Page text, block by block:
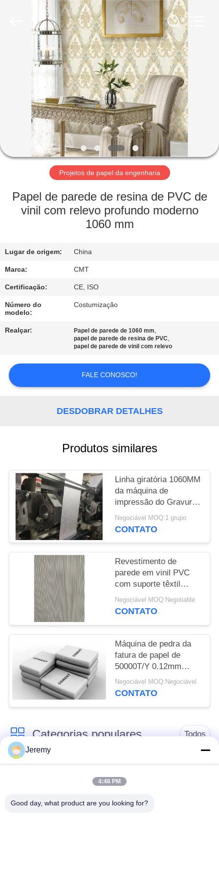
CASA
PRODUTOS
SOBRE
VISITA
FÁBRICA
QUALIDADE
CONTATE-
NOS
BLOG
SOLICITE UM
ORÇAMENTO
SITEMAP
Projetos de papel da engenharia
Papel de parede de resina de PVC de
vinil com relevo profundo moderno
1060 mm
Lugar de origem: China
Marca: CMT
Certificação: CE, ISO
Número do
modelo:
Costumização
Realçar: Papel de parede de 1060 mm,
papel de parede de resina de PVC,
papel de parede de vinil com relevo
FALE CONOSCO!
DESDOBRAR DETALHES
Produtos similares
Linha giratória 1060MM
da máquina de
impressão do Gravure
da tela de pano do
papel de parede
Negociável MOQ:1 grupo
CONTATO
Revestimento de
parede em vinil PVC
com suporte têxtil
Vescom
Negociável MOQ:Negotiable
CONTATO
Máquina de pedra da
fatura de papel de
50000T/Y 0.12mm
ligada com HDPE
Negociável MOQ:Negociável
CONTATO
Categorias populares Todos
Linha de produção de
Linha de produção da
placa de partícula
linha de produção do
Projetos de papel da
Jeremy
4:46 PM
Good day, what product are you looking for?